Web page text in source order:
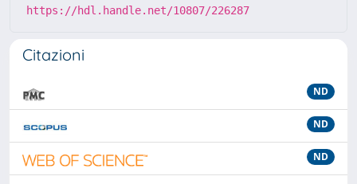
https://hdl.handle.net/10807/226287
Citazioni
ND
ND
ND